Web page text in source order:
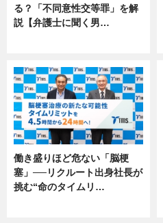
る？「不同意性交等罪」を解
説【弁護士に聞く男…
働き盛りほど危ない「脳梗
塞」──リクルート出身社長が
挑む“命のタイムリ…